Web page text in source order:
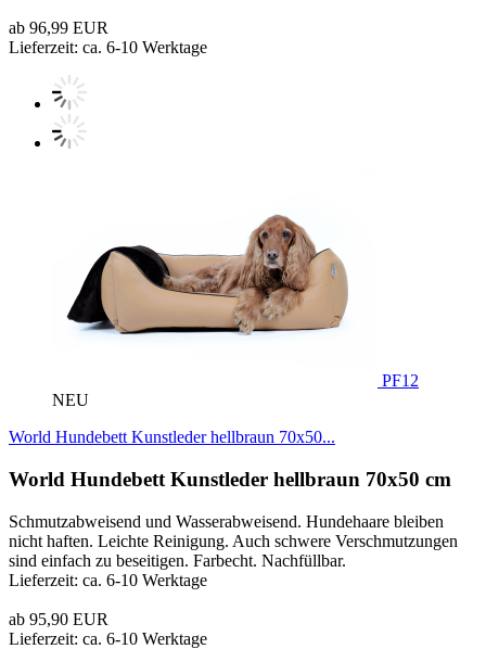
ab 96,99 EUR
Lieferzeit: ca. 6-10 Werktage
PF12
NEU
World Hundebett Kunstleder hellbraun 70x50...
World Hundebett Kunstleder hellbraun 70x50 cm
Schmutzabweisend und Wasserabweisend. Hundehaare bleiben
nicht haften. Leichte Reinigung. Auch schwere Verschmutzungen
sind einfach zu beseitigen. Farbecht. Nachfüllbar.
Lieferzeit: ca. 6-10 Werktage
ab 95,90 EUR
Lieferzeit: ca. 6-10 Werktage